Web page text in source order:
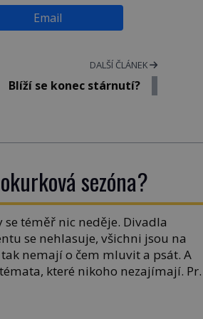
Email
DALŠÍ ČLÁNEK
Blíží se konec stárnutí?
sezóna?
se téměř nic neděje. Divadla
se nehlasuje, všichni jsou na
nemají o čem mluvit a psát. A
které nikoho nezajímají.